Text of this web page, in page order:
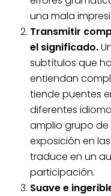
una mala
Transmitir
el significado.
subtítulos que
entiendan
tiende puentes
diferentes
amplio grupo
exposición en
traduce en un
participación.
Suave e